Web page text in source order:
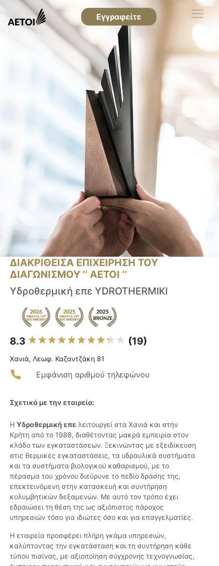
Εγγραφείτε
ΔΙΑΚΡΙΘΕΙΣΑ ΕΠΙΧΕΙΡΗΣΗ ΤΟΥ
ΔΙΑΓΩΝΙΣΜΟΥ ‘’ ΑΕΤΟΙ ‘’
Υδροθερμική επε YDROTHERMIKI
8.3 (19)
Χανιά, Λεωφ. Καζαντζάκη 81
Εμφάνιση αριθμού τηλεφώνου
Σχετικά με την εταιρεία:
Η Υδροθερμική επε λειτουργεί στα Χανιά και στην
Κρήτη από το 1988, διαθέτοντας μακρά εμπειρία στον
κλάδο των εγκαταστάσεων. Ξεκινώντας με εξειδίκευση
στις θερμικές εγκαταστάσεις, τα υδραυλικά συστήματα
και τα συστήματα βιολογικού καθαρισμού, με το
πέρασμα του χρόνου διεύρυνε το πεδίο δράσης της,
επεκτεινόμενη στην κατασκευή και συντήρηση
κολυμβητικών δεξαμενών. Με αυτό τον τρόπο έχει
εδραιώσει τη θέση της ως αξιόπιστος πάροχος
υπηρεσιών τόσο για ιδιώτες όσο και για επαγγελματίες.
Η εταιρεία προσφέρει πλήρη γκάμα υπηρεσιών,
καλύπτοντας την εγκατάσταση και τη συντήρηση κάθε
τύπου πισίνας, με αξιοποίηση σύγχρονης τεχνογνωσίας,